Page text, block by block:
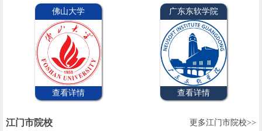
佛山大学
查看详情
广东东软学院
查看详情
江门市院校 更多江门市院校>>